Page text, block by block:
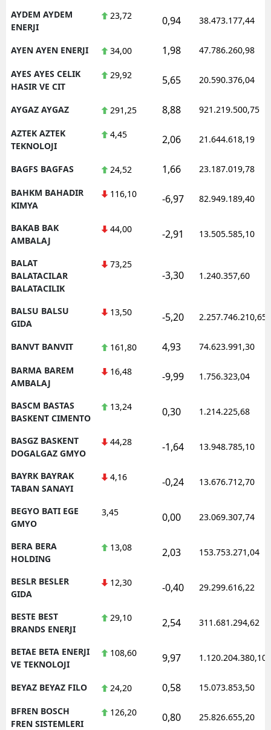
AYDEM AYDEM
ENERJI
23,72 0,94 38.473.177,44
AYEN AYEN ENERJI 34,00 1,98 47.786.260,98
AYES AYES CELIK
HASIR VE CIT
29,92 5,65 20.590.376,04
AYGAZ AYGAZ 291,25 8,88 921.219.500,75
AZTEK AZTEK
TEKNOLOJI
4,45 2,06 21.644.618,19
BAGFS BAGFAS 24,52 1,66 23.187.019,78
BAHKM BAHADIR
KIMYA
116,10 -6,97 82.949.189,40
BAKAB BAK
AMBALAJ
44,00 -2,91 13.505.585,10
BALAT
BALATACILAR
BALATACILIK
73,25
-3,30 1.240.357,60
BALSU BALSU
GIDA
13,50 -5,20 2.257.746.210,65
BANVT BANVIT 161,80 4,93 74.623.991,30
BARMA BAREM
AMBALAJ
16,48 -9,99 1.756.323,04
BASCM BASTAS
BASKENT CIMENTO
13,24 0,30 1.214.225,68
BASGZ BASKENT
DOGALGAZ GMYO
44,28 -1,64 13.948.785,10
BAYRK BAYRAK
TABAN SANAYI
4,16 -0,24 13.676.712,70
BEGYO BATI EGE
GMYO
3,45 0,00 23.069.307,74
BERA BERA
HOLDING
13,08 2,03 153.753.271,04
BESLR BESLER
GIDA
12,30 -0,40 29.299.616,22
BESTE BEST
BRANDS ENERJI
29,10 2,54 311.681.294,62
BETAE BETA ENERJI
VE TEKNOLOJI
108,60 9,97 1.120.204.380,10
BEYAZ BEYAZ FILO 24,20 0,58 15.073.853,50
BFREN BOSCH
FREN SISTEMLERI
126,20 0,80 25.826.655,20